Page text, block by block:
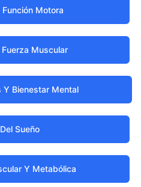
Motora
Muscular
Y Bienestar Mental
Sueño
Y Metabólica